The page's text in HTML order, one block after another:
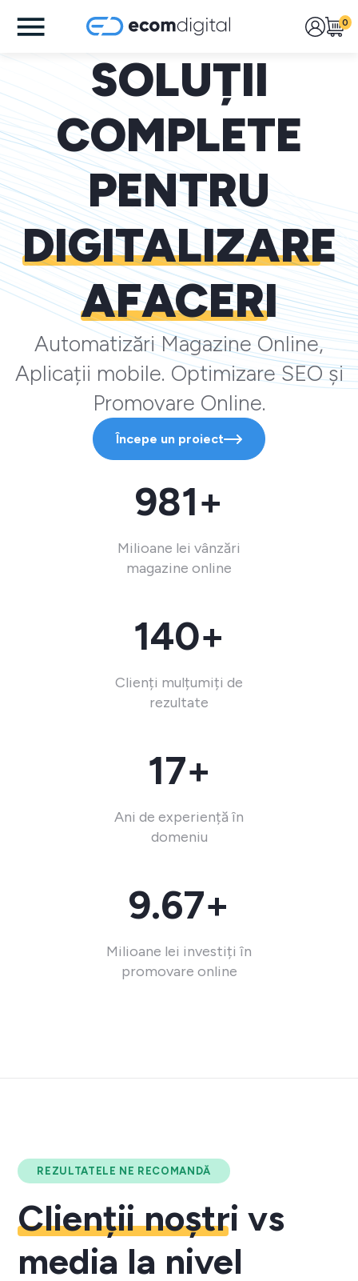
0
SOLUȚII
COMPLETE
PENTRU
DIGITALIZARE
AFACERI
Automatizări Magazine Online,
Aplicații mobile. Optimizare SEO și
Promovare Online.
Începe un proiect
981+
Milioane lei vânzări
magazine online
140+
Clienți mulțumiți de
rezultate
17+
Ani de experiență în
domeniu
9.67+
Milioane lei investiți în
promovare online
REZULTATELE NE RECOMANDĂ
Clienții noștri vs
media la nivel